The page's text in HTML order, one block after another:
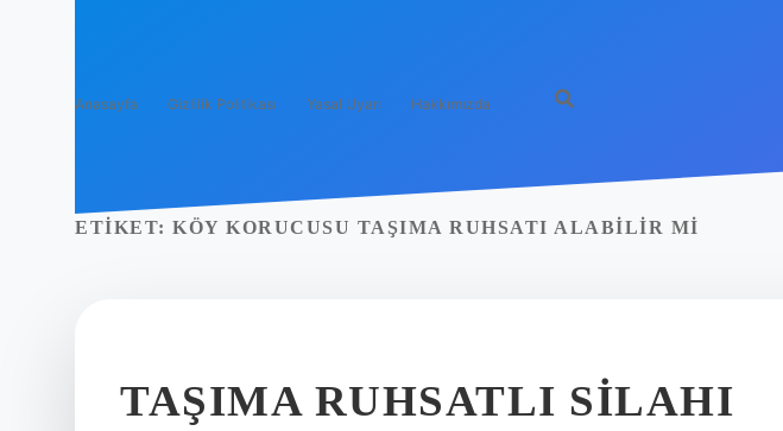
Anasayfa Gizlilik Politikası Yasal Uyarı Hakkımızda
ETIKET: KÖY KORUCUSU TAŞIMA RUHSATI ALABILIR MI
TAŞIMA RUHSATLI SILAHI